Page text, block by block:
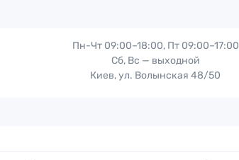
Пн-Чт 09:00–18:00, Пт 09:00–17:00
Сб, Вс — выходной
Киев, ул. Волынская 48/50